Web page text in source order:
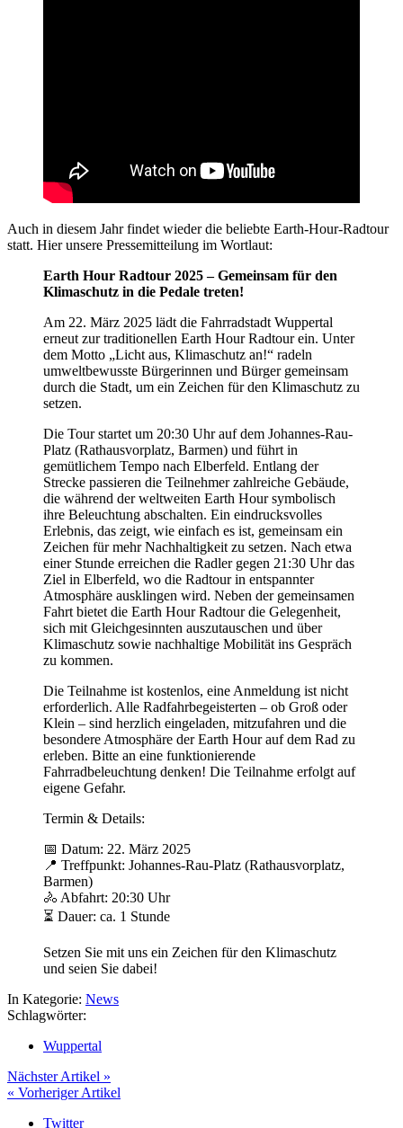
Auch in diesem Jahr findet wieder die beliebte Earth-Hour-Radtour
statt. Hier unsere Pressemitteilung im Wortlaut:
Earth Hour Radtour 2025 – Gemeinsam für den
Klimaschutz in die Pedale treten!
Am 22. März 2025 lädt die Fahrradstadt Wuppertal
erneut zur traditionellen Earth Hour Radtour ein. Unter
dem Motto „Licht aus, Klimaschutz an!“ radeln
umweltbewusste Bürgerinnen und Bürger gemeinsam
durch die Stadt, um ein Zeichen für den Klimaschutz zu
setzen.
Die Tour startet um 20:30 Uhr auf dem Johannes-Rau-
Platz (Rathausvorplatz, Barmen) und führt in
gemütlichem Tempo nach Elberfeld. Entlang der
Strecke passieren die Teilnehmer zahlreiche Gebäude,
die während der weltweiten Earth Hour symbolisch
ihre Beleuchtung abschalten. Ein eindrucksvolles
Erlebnis, das zeigt, wie einfach es ist, gemeinsam ein
Zeichen für mehr Nachhaltigkeit zu setzen. Nach etwa
einer Stunde erreichen die Radler gegen 21:30 Uhr das
Ziel in Elberfeld, wo die Radtour in entspannter
Atmosphäre ausklingen wird. Neben der gemeinsamen
Fahrt bietet die Earth Hour Radtour die Gelegenheit,
sich mit Gleichgesinnten auszutauschen und über
Klimaschutz sowie nachhaltige Mobilität ins Gespräch
zu kommen.
Die Teilnahme ist kostenlos, eine Anmeldung ist nicht
erforderlich. Alle Radfahrbegeisterten – ob Groß oder
Klein – sind herzlich eingeladen, mitzufahren und die
besondere Atmosphäre der Earth Hour auf dem Rad zu
erleben. Bitte an eine funktionierende
Fahrradbeleuchtung denken! Die Teilnahme erfolgt auf
eigene Gefahr.
Termin & Details:
📅 Datum: 22. März 2025
📍 Treffpunkt: Johannes-Rau-Platz (Rathausvorplatz,
Barmen)
🚴 Abfahrt: 20:30 Uhr
⏳ Dauer: ca. 1 Stunde
Setzen Sie mit uns ein Zeichen für den Klimaschutz
und seien Sie dabei!
In Kategorie: News
Schlagwörter:
Wuppertal
Nächster Artikel »
« Vorheriger Artikel
Twitter